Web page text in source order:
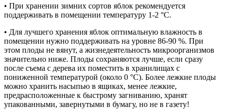
• При хранении зимних сортов яблок рекомендуется
поддерживать в помещении температуру 1-2 °С.
• Для лучшего хранения яблок оптимальную влажность в
помещении нужно поддерживать на уровне 86-90 %. При
этом плоды не вянут, а жизнедеятельность микроорганизмов
значительно ниже. Плоды сохраняются лучше, если сразу
после съема с дерева их поместить в хранилищах с
пониженной температурой (около 0 °С). Более лежкие плоды
можно хранить насыпью в ящиках, менее лежкие,
предрасположенные к быстрому загниванию, хранят
упакованными, завернутыми в бумагу, но не в газету!